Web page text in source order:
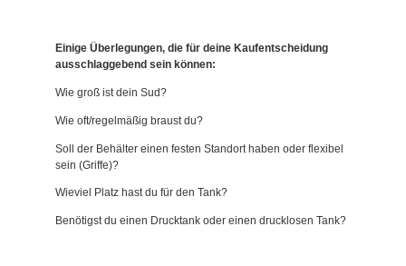
Einige Überlegungen, die für deine Kaufentscheidung
ausschlaggebend sein können:
Wie groß ist dein Sud?
Wie oft/regelmäßig braust du?
Soll der Behälter einen festen Standort haben oder flexibel
sein (Griffe)?
Wieviel Platz hast du für den Tank?
Benötigst du einen Drucktank oder einen drucklosen Tank?